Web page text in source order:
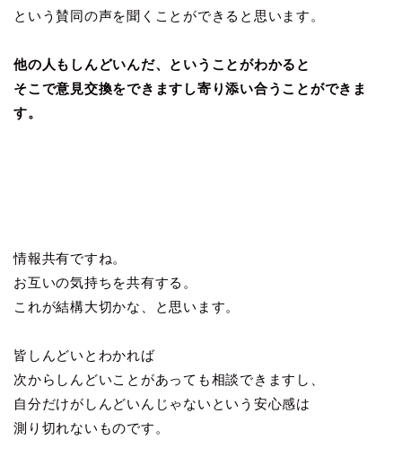
という賛同の声を聞くことができると思います。
他の人もしんどいんだ、ということがわかると
そこで意見交換をできますし寄り添い合うことができま
す。
情報共有ですね。
お互いの気持ちを共有する。
これが結構大切かな、と思います。
皆しんどいとわかれば
次からしんどいことがあっても相談できますし、
自分だけがしんどいんじゃないという安心感は
測り切れないものです。